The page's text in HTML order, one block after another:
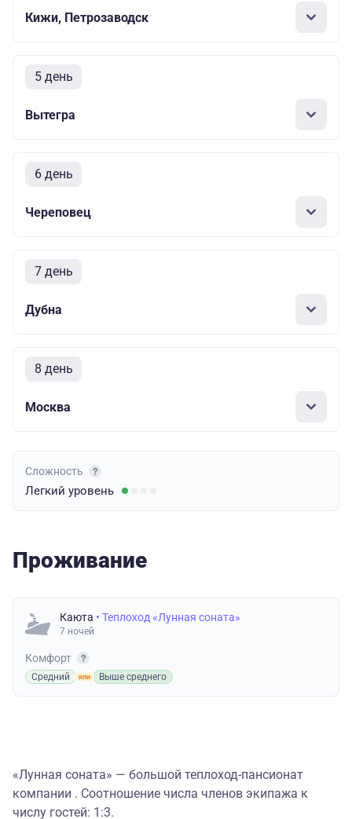
Кижи, Петрозаводск
5 день
Вытегра
6 день
Череповец
7 день
Дубна
8 день
Москва
Сложность
Легкий уровень
Проживание
Каюта • Теплоход «Лунная соната»
7 ночей
Комфорт
Средний Выше среднего
«Лунная соната» — большой теплоход-пансионат
компании . Соотношение числа членов экипажа к
числу гостей: 1:3.